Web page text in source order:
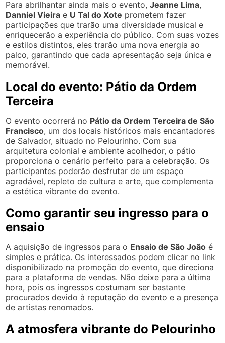
Para abrilhantar ainda mais o evento,Jeanne Lima,
Danniel Vieira e U Tal do Xote prometem fazer
participações que trarão uma diversidade musical e
enriquecerão a experiência do público. Com suas vozes
e estilos distintos, eles trarão uma nova energia ao
palco, garantindo que cada apresentação seja única e
memorável.
Local do evento: Pátio da Ordem
Terceira
O evento ocorrerá no Pátio da Ordem Terceira de São
Francisco, um dos locais históricos mais encantadores
de Salvador, situado no Pelourinho. Com sua
arquitetura colonial e ambiente acolhedor, o pátio
proporciona o cenário perfeito para a celebração. Os
participantes poderão desfrutar de um espaço
agradável, repleto de cultura e arte, que complementa
a estética vibrante do evento.
Como garantir seu ingresso para o
ensaio
A aquisição de ingressos para o Ensaio de São João é
simples e prática. Os interessados podem clicar no link
disponibilizado na promoção do evento, que direciona
para a plataforma de vendas. Não deixe para a última
hora, pois os ingressos costumam ser bastante
procurados devido à reputação do evento e a presença
de artistas renomados.
A atmosfera vibrante do Pelourinho